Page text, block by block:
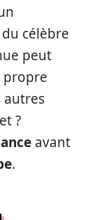
célèbre
peut
propre
autres
?
avant
.